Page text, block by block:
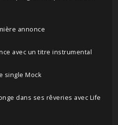
annonce
avec un titre instrumental
single Mock
dans ses rêveries avec Life